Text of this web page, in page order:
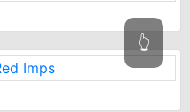
Imps
👆